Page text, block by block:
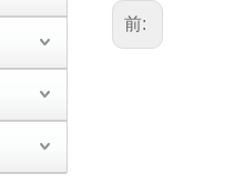
前: